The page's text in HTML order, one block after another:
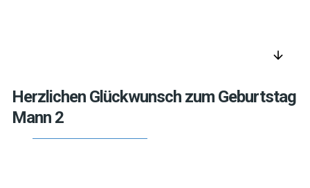
arrow_downward
Herzlichen Glückwunsch zum Geburtstag
Mann 2